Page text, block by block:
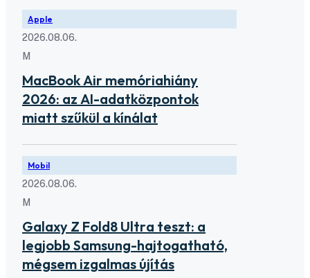
Apple
2026.08.06.
M
MacBook Air memóriahiány
2026: az AI-adatközpontok
miatt szűkül a kínálat
Mobil
2026.08.06.
M
Galaxy Z Fold8 Ultra teszt: a
legjobb Samsung-hajtogatható,
mégsem izgalmas újítás